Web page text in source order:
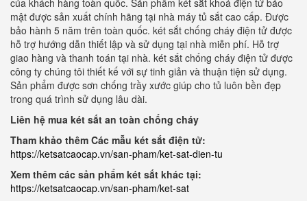
của khách hàng toàn quốc. Sản phẩm két sắt khoá điện tử bảo
mật được sản xuất chính hãng tại nhà máy tủ sắt cao cấp. Được
bảo hành 5 năm trên toàn quốc. két sắt chống cháy điện tử được
hỗ trợ hướng dẫn thiết lập và sử dụng tại nhà miễn phí. Hỗ trợ
giao hàng và thanh toán tại nhà. két sắt chống cháy điện tử được
công ty chúng tôi thiết kế với sự tinh giản và thuận tiện sử dụng.
Sản phẩm được sơn chống trầy xước giúp cho tủ luôn bền đẹp
trong quá trình sử dụng lâu dài.
Liên hệ mua két sắt an toàn chống cháy
Tham khảo thêm Các mẫu két sắt điện tử:
https://ketsatcaocap.vn/san-pham/ket-sat-dien-tu
Xem thêm các sản phẩm két sắt khác tại:
https://ketsatcaocap.vn/san-pham/ket-sat